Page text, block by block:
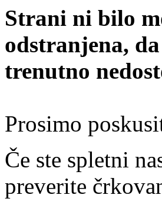
Strani ni bilo
odstranjena,
trenutno
Prosimo
Če ste spletni
preverite